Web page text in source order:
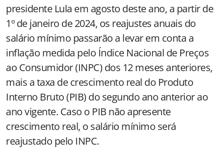
presidente Lula em agosto deste ano, a partir de
1º de janeiro de 2024, os reajustes anuais do
salário mínimo passarão a levar em conta a
inflação medida pelo Índice Nacional de Preços
ao Consumidor (INPC) dos 12 meses anteriores,
mais a taxa de crescimento real do Produto
Interno Bruto (PIB) do segundo ano anterior ao
ano vigente. Caso o PIB não apresente
crescimento real, o salário mínimo será
reajustado pelo INPC.